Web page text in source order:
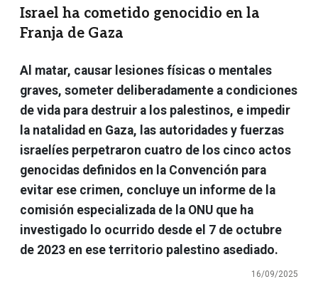
Israel ha cometido genocidio en la
Franja de Gaza
Al matar, causar lesiones físicas o mentales
graves, someter deliberadamente a condiciones
de vida para destruir a los palestinos, e impedir
la natalidad en Gaza, las autoridades y fuerzas
israelíes perpetraron cuatro de los cinco actos
genocidas definidos en la Convención para
evitar ese crimen, concluye un informe de la
comisión especializada de la ONU que ha
investigado lo ocurrido desde el 7 de octubre
de 2023 en ese territorio palestino asediado.
16/09/2025